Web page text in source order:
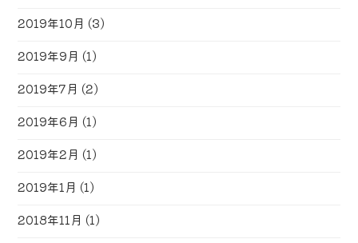
2019年10月 (3)
2019年9月 (1)
2019年7月 (2)
2019年6月 (1)
2019年2月 (1)
2019年1月 (1)
2018年11月 (1)